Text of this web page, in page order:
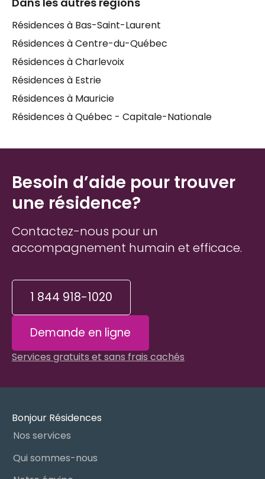
et le tissu communautaire local jouent souvent un
rôle important dans le bien-être des
âgées. Trouver unfoyer pour aînés
famille, des habitudes de vie et du médecin de
famille peut faire toute la différence. C'est pourquoi
prendre le temps de bien évaluer chaque
résidence pour personnes âgées— ses services,
Résidences à Bas-Saint-Laurent
Résidences à Centre-du-Québec
Résidences à Charlevoix
Résidences à Estrie
Résidences à Mauricie
Résidences à Québec - Capitale-Nationale
Besoin d’aide pour trouver
une résidence?
Contactez-nous pour un
accompagnement humain et efficace.
1 844 918-1020
Demande en ligne
Services gratuits et sans frais cachés
Bonjour Résidences
Nos services
Qui sommes-nous